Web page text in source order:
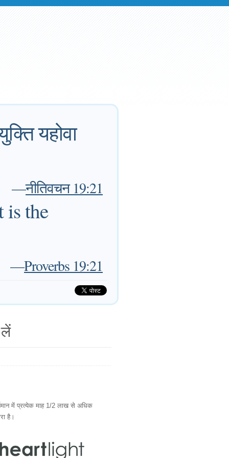
यहोवा
—नीतिवचन 19:21
is the
—Proverbs 19:21
में प्रत्येक माह 1/2 लाख से अधिक
है।